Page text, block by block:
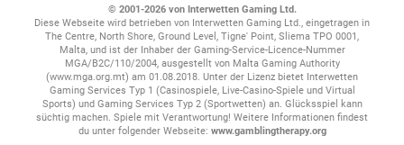
Elfmeter, Rote Karten und vieles mehr bieten zu jedem
erdenklichen Zeitpunkt eines Spiels die Möglichkeit, eine Wette zu
platzieren. interwetten hat aus diesem Grund für jede Liga das
passende Live-Wetten-Angebot im Programm.
Egal ob es sich um dieChampions League, dieEuropa League
deutsche Bundesligaoder der anstehendenWM 2026
© 2001-2026 von Interwetten Gaming Ltd.
Diese Webseite wird betrieben von Interwetten Gaming Ltd., eingetragen in
The Centre, North Shore, Ground Level, Tigne' Point, Sliema TPO 0001,
Malta, und ist der Inhaber der Gaming-Service-Licence-Nummer
MGA/B2C/110/2004, ausgestellt von Malta Gaming Authority
(www.mga.org.mt) am 01.08.2018. Unter der Lizenz bietet Interwetten
Gaming Services Typ 1 (Casinospiele, Live-Casino-Spiele und Virtual
Sports) und Gaming Services Typ 2 (Sportwetten) an. Glücksspiel kann
süchtig machen. Spiele mit Verantwortung! Weitere Informationen findest
du unter folgender Webseite: www.gamblingtherapy.org